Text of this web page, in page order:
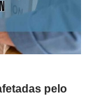
pelo